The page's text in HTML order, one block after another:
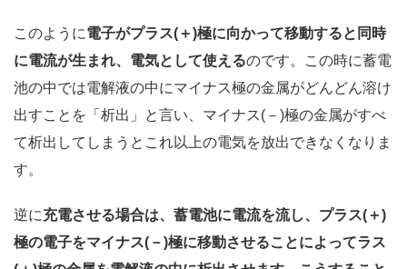
このように電子がプラス(＋)極に向かって移動すると同時
に電流が生まれ、電気として使えるのです。この時に蓄電
池の中では電解液の中にマイナス極の金属がどんどん溶け
出すことを「析出」と言い、マイナス(－)極の金属がすべ
て析出してしまうとこれ以上の電気を放出できなくなりま
す。
逆に充電させる場合は、蓄電池に電流を流し、プラス(＋)
極の電子をマイナス(－)極に移動させることによってラス